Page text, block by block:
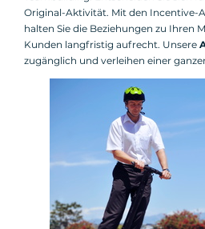
Original-Aktivität. Mit den Incentive-
halten Sie die Beziehungen zu Ihren
Kunden langfristig aufrecht. Unsere
zugänglich und verleihen einer